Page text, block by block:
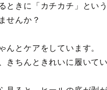
ときに「カチカチ」とい
せんか？
んとケアをしています。
きちんときれいに履いてい